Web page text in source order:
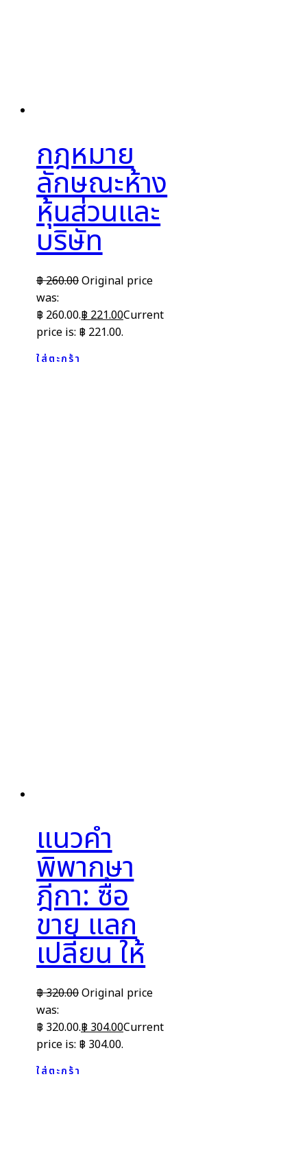
กฎหมาย
ลักษณะห้าง
หุ้นส่วนและ
บริษัท
฿260.00Original price
was:
฿ 260.00.฿ 221.00Current
price is: ฿ 221.00.
ใส่ตะกร้า
แนวคำ
พิพากษา
ฎีกา: ซื้อ
ขาย แลก
เปลี่ยน ให้
฿320.00Original price
was:
฿ 320.00.฿304.00Current
price is: ฿ 304.00.
ใส่ตะกร้า